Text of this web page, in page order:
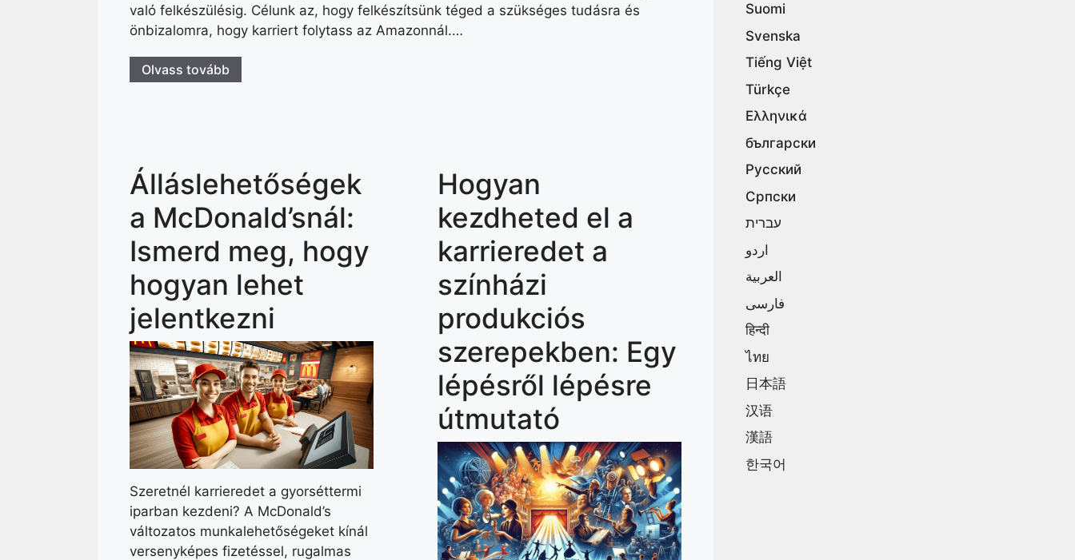
való felkészülésig. Célunk az, hogy felkészítsünk téged a szükséges tudásra és
önbizalomra, hogy karriert folytass az Amazonnál.…
Olvass tovább
Álláslehetőségek
a McDonald’snál:
Ismerd meg, hogy
hogyan lehet
jelentkezni
Szeretnél karrieredet a gyorséttermi
iparban kezdeni? A McDonald’s
változatos munkalehetőségeket kínál
versenyképes fizetéssel, rugalmas
Hogyan
kezdheted el a
karrieredet a
színházi
produkciós
szerepekben: Egy
lépésről lépésre
útmutató
Suomi
Svenska
Tiếng Việt
Türkçe
Ελληνικά
български
Русский
Српски
עברית
اردو
العربية
فارسی
हिन्दी
ไทย
日本語
汉语
漢語
한국어